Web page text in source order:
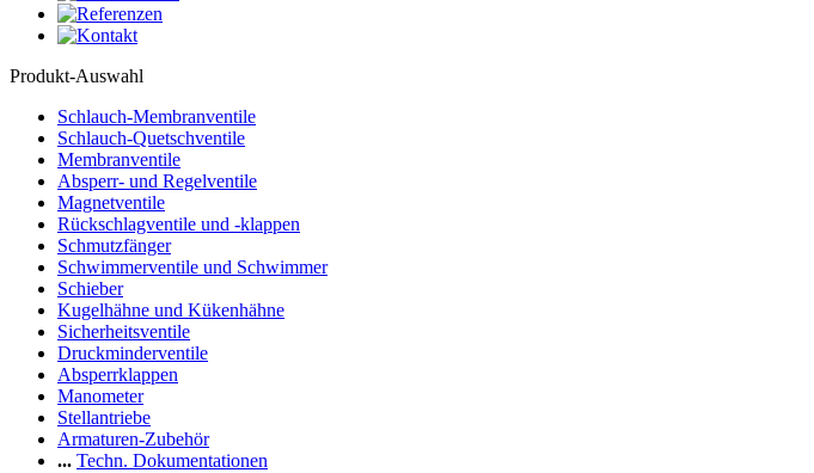
Produkt-Auswahl
Schlauch-Membranventile
Schlauch-Quetschventile
Membranventile
Absperr- und Regelventile
Magnetventile
Rückschlagventile und -klappen
Schmutzfänger
Schwimmerventile und Schwimmer
Schieber
Kugelhähne und Kükenhähne
Sicherheitsventile
Druckminderventile
Absperrklappen
Manometer
Stellantriebe
Armaturen-Zubehör
... Techn. Dokumentationen